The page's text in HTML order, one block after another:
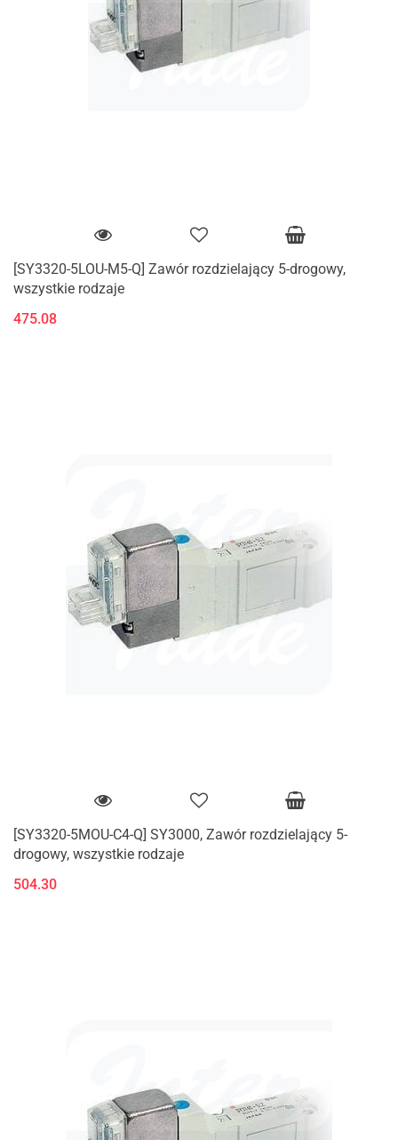
[SY3320-5LOU-M5-Q] Zawór rozdzielający 5-drogowy,
wszystkie rodzaje
475.08
[SY3320-5MOU-C4-Q] SY3000, Zawór rozdzielający 5-
drogowy, wszystkie rodzaje
504.30